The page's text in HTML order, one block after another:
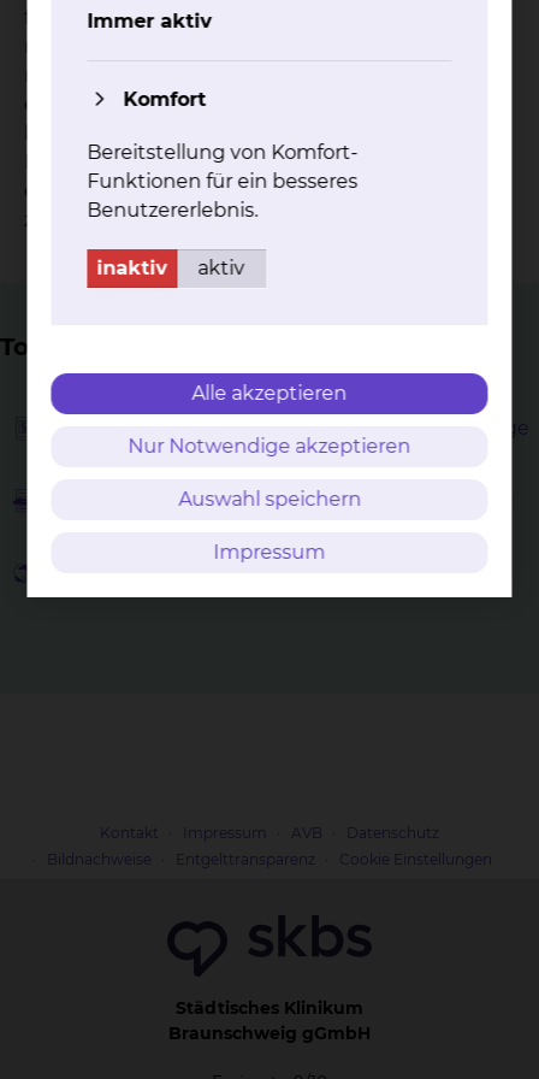
finanzieller Hinsicht beeinträchtigen. Um einen
erfolgen die Planung und Organisation der Hilfen
Klinikinterne und -externe Berufsgruppen werden
einbezogen, um tragfähige und nachhaltige Hilfen
zu organisieren.
Top Themen
Beratungsangebot rund um das Thema Anträge
Beratungsangebot rund um das Thema Pflege
Kontakt Impressum AVB
Datenschutz
Bildnachweise
Entgelttransparenz Cookie Einstellungen
Städtisches Klinikum
Braunschweig gGmbH
Immer aktiv
Komfort
Bereitstellung von Komfort-
Funktionen für ein besseres
Benutzererlebnis.
inaktiv aktiv
Alle akzeptieren
Nur Notwendige akzeptieren
Auswahl speichern
Impressum